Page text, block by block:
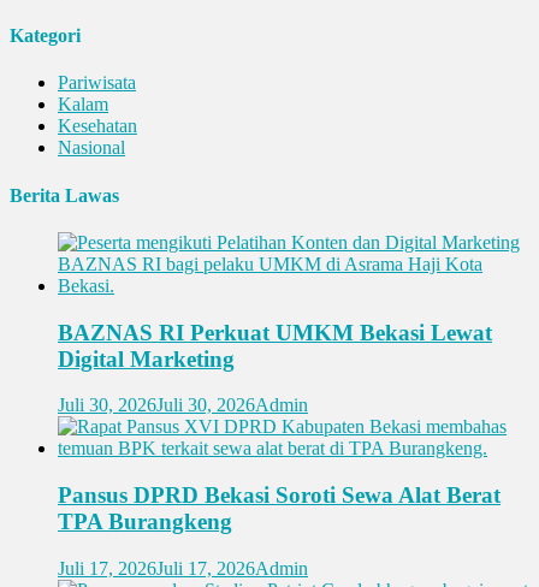
Kategori
Pariwisata
Kalam
Kesehatan
Nasional
Berita Lawas
BAZNAS RI Perkuat UMKM Bekasi Lewat
Digital Marketing
Juli 30, 2026Juli 30, 2026Admin
Pansus DPRD Bekasi Soroti Sewa Alat Berat
TPA Burangkeng
Juli 17, 2026Juli 17, 2026Admin